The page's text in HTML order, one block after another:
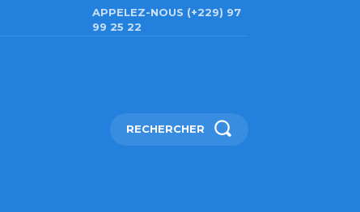
APPELEZ-NOUS (+229) 97
99 25 22
RECHERCHER